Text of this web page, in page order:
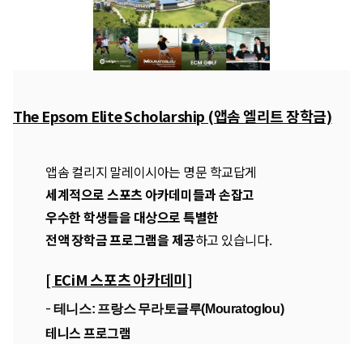
The Epsom Elite Scholarship (앱솜 엘리트 장학금)
앱솜 컬리지 말레이시아는 명문 학교답게
세계적으로 스포츠 아카데미들과 손잡고
우수한 학생들을 대상으로 특별한
전액 장학금 프로그램을 제공하고 있습니다.
[ ECiM 스포츠 아카데미]
- 테니스: 프랑스 무라토글루(Mouratoglou)
테니스 프로그램